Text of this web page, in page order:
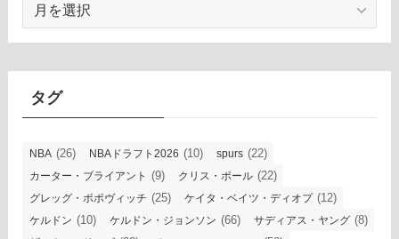
カ
イ
タグ
NBA (26) NBAドラフト2026 (10) spurs (22)
カーター・ブライアント (9) クリス・ポール (22)
グレッグ・ポポヴィッチ (25) ケイタ・ベイツ・ディオプ(12)
ケルドン (10) ケルドン・ジョンソン (66) サディアス・ヤング (8)